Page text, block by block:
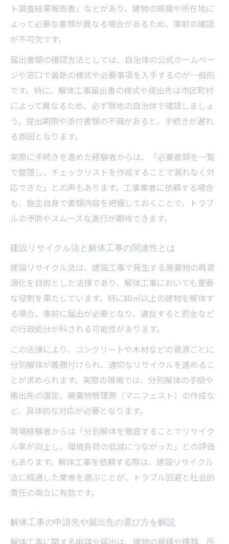
解体工事手続きのチェックリスト活用術
法的リスクを避ける解体工事の実践知識
解体工事の法的リスクと回避の基本ポイン
ト
届出忘れによる解体工事トラブル事例解説
解体工事の罰金・行政指導を防ぐ方法とは
建物解体に伴う法的義務のポイントを整理
解体工事で安全基準を守るための注意点
ト調査結果報告書」などがあり、建物の規模や所在地に
よって必要な書類が異なる場合があるため、事前の確認
が不可欠です。
届出書類の確認方法としては、自治体の公式ホームペー
ジや窓口で最新の様式や必要事項を入手するのが一般的
です。特に、解体工事届出書の様式や提出先は市区町村
によって異なるため、必ず現地の自治体で確認しましょ
う。提出期限や添付書類の不備があると、手続きが遅れ
る原因となります。
実際に手続きを進めた経験者からは、「必要書類を一覧
で整理し、チェックリストを作成することで漏れなく対
応できた」との声もあります。工事業者に依頼する場合
も、施主自身で書類内容を把握しておくことで、トラブ
ルの予防やスムーズな進行が期待できます。
建設リサイクル法と解体工事の関連性とは
建設リサイクル法は、建設工事で発生する廃棄物の再資
源化を目的とした法律であり、解体工事においても重要
な役割を果たしています。特に80㎡以上の建物を解体す
る場合、事前に届出が必要となり、違反すると罰金など
の行政処分が科される可能性があります。
この法律により、コンクリートや木材などの資源ごとに
分別解体が義務付けられ、適切なリサイクルを進めるこ
とが求められます。実際の現場では、分別解体の手順や
搬出先の選定、廃棄物管理票（マニフェスト）の作成な
ど、具体的な対応が必要となります。
現場経験者からは「分別解体を徹底することでリサイク
ル率が向上し、環境負荷の低減につながった」との評価
もあります。解体工事を依頼する際は、建設リサイクル
法に精通した業者を選ぶことが、トラブル回避と社会的
責任の両立に有効です。
解体工事の申請先や届出先の選び方を解説